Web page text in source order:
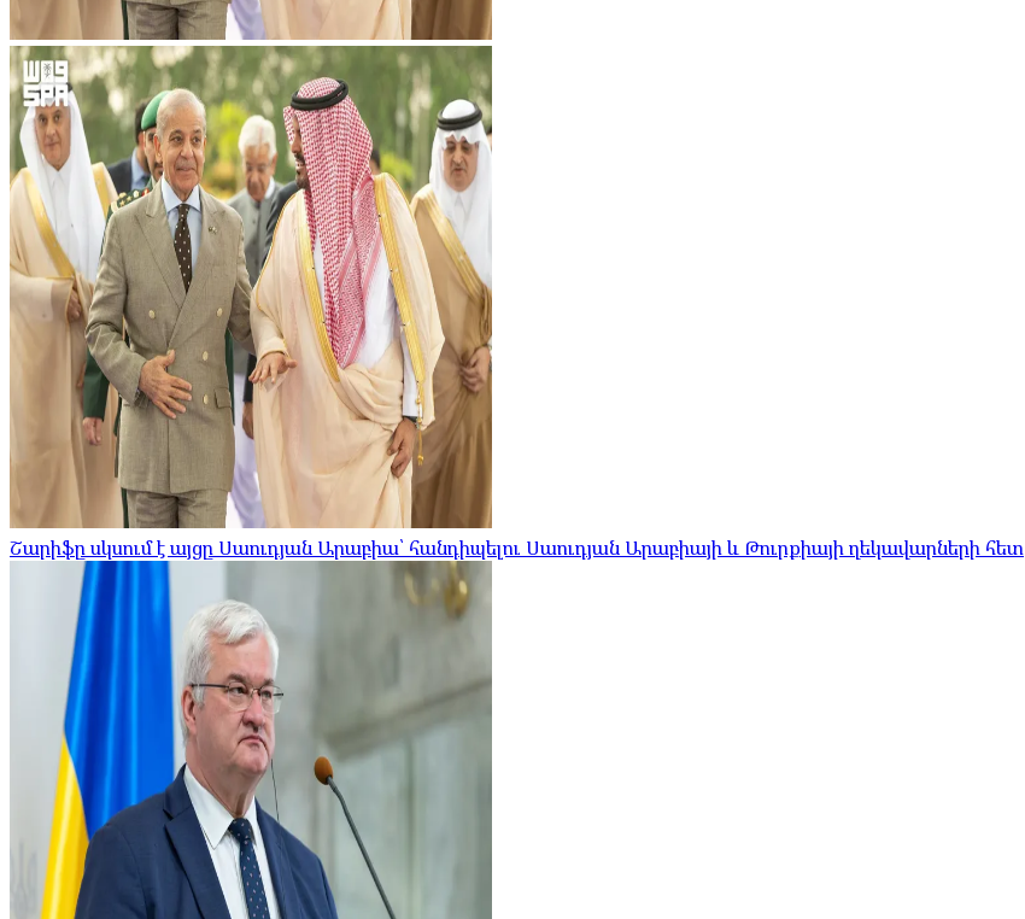
Շարիֆը սկսում է այցը Սաուդյան Արաբիա՝ հանդիպելու Սաուդյան Արաբիայի և Թուրքիայի ղեկավարների հետ